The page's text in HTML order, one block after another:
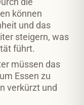
können
und das
steigern, was
führt.
müssen das
Essen zu
verkürzt und